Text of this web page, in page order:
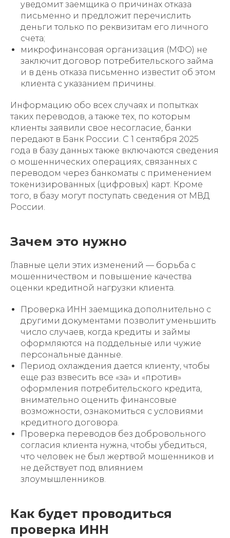
уведомит заемщика о причинах отказа
письменно и предложит перечислить
деньги только по реквизитам его личного
счета;
микрофинансовая организация (МФО) не
заключит договор потребительского займа
и в день отказа письменно известит об этом
клиента с указанием причины.
Информацию обо всех случаях и попытках
таких переводов, а также тех, по которым
клиенты заявили свое несогласие, банки
передают в Банк России. C 1 сентября 2025
года в базу данных также включаются сведения
о мошеннических операциях, связанных с
переводом через банкоматы с применением
токенизированных (цифровых) карт. Кроме
того, в базу могут поступать сведения от МВД
России.
Зачем это нужно
Главные цели этих изменений — борьба с
мошенничеством и повышение качества
оценки кредитной нагрузки клиента.
Проверка ИНН заемщика дополнительно с
другими документами позволит уменьшить
число случаев, когда кредиты и займы
оформляются на поддельные или чужие
персональные данные.
Период охлаждения дается клиенту, чтобы
еще раз взвесить все «за» и «против»
оформления потребительского кредита,
внимательно оценить финансовые
возможности, ознакомиться с условиями
кредитного договора.
Проверка переводов без добровольного
согласия клиента нужна, чтобы убедиться,
что человек не был жертвой мошенников и
не действует под влиянием
злоумышленников.
Как будет проводиться
проверка ИНН